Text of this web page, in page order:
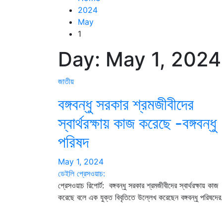
2024
May
1
Day: May 1, 2024
জাতীয়
বঙ্গবন্ধু সরকার শ্রমজীবীদের
স্বার্থরক্ষায় কাজ করেছে -বঙ্গবন্ধু
পরিষদ
May 1, 2024
ডেইলি প্রেসওয়াচ:
প্রেসওয়াচ রিপোর্ট: বঙ্গবন্ধু সরকার শ্রমজীবীদের স্বার্থরক্ষায় কাজ
করেছে বলে এক যুক্ত বিবৃতিতে উল্লেখ করেছেন বঙ্গবন্ধু